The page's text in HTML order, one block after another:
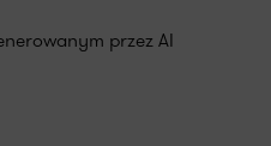
przez AI